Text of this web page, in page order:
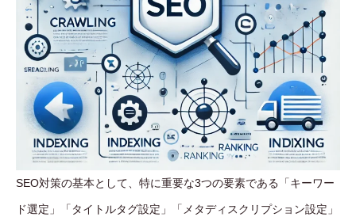
SEO対策の基本として、特に重要な3つの要素である「キーワー
ド選定」「タイトルタグ設定」「メタディスクリプション設定」